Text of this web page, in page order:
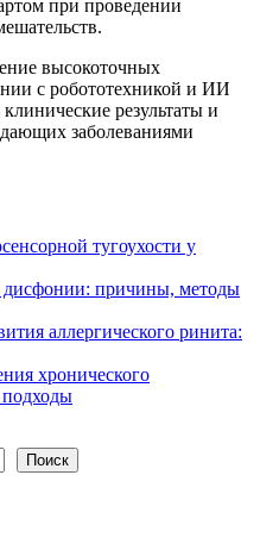
при проведении
высокоточных
с робототехникой и ИИ
результаты и
заболеваниями
тугоухости у
дисфонии: причины, методы
аллергического ринита:
хронического
Поиск